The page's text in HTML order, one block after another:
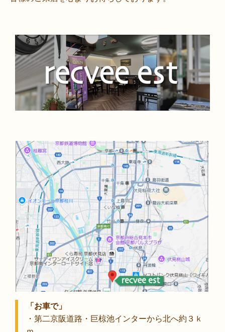
「お車で」
・第二京阪道路・巨椋池インターから北へ約３ｋ